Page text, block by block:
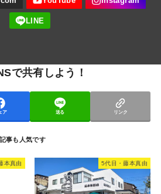
で共有しよう！
ア 送る リンク
本真由 5代目・藤本真由